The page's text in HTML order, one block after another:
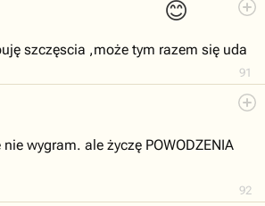
😊
91
szczęscia ,może tym razem się uda
92
wygram. ale życzę POWODZENIA